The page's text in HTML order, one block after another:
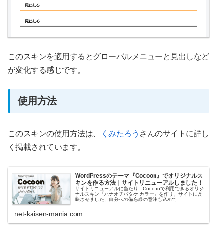
このスキンを適用するとグローバルメニューと見出しなど
が変化する感じです。
使用方法
このスキンの使用方法は、 くみたろう さんのサイトに詳し
く掲載されています。
WordPressのテーマ『Cocoon』でオリジナルス
キンを作る方法｜サイトリニューアルしました！
サイトリニューアルに当たり、Cocoonで利用できるオリジ
ナルスキン『ハナオチバタケ カラー』を作り、サイトに反
映させました。自分への備忘録の意味も込めて、
net-kaisen-mania.com